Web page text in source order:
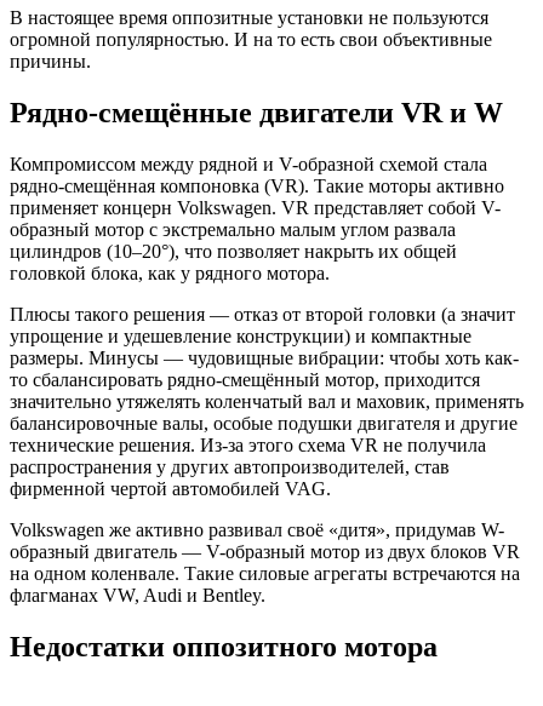
В настоящее время оппозитные установки не пользуются
огромной популярностью. И на то есть свои объективные
причины.
Рядно-смещённые двигатели VR и W
Компромиссом между рядной и V-образной схемой стала
рядно-смещённая компоновка (VR). Такие моторы активно
применяет концерн Volkswagen. VR представляет собой V-
образный мотор с экстремально малым углом развала
цилиндров (10–20°), что позволяет накрыть их общей
головкой блока, как у рядного мотора.
Плюсы такого решения — отказ от второй головки (а значит
упрощение и удешевление конструкции) и компактные
размеры. Минусы — чудовищные вибрации: чтобы хоть как-
то сбалансировать рядно-смещённый мотор, приходится
значительно утяжелять коленчатый вал и маховик, применять
балансировочные валы, особые подушки двигателя и другие
технические решения. Из-за этого схема VR не получила
распространения у других автопроизводителей, став
фирменной чертой автомобилей VAG.
Volkswagen же активно развивал своё «дитя», придумав W-
образный двигатель — V-образный мотор из двух блоков VR
на одном коленвале. Такие силовые агрегаты встречаются на
флагманах VW, Audi и Bentley.
Недостатки оппозитного мотора